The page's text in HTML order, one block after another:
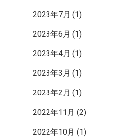
2023年7月 (1)
2023年6月 (1)
2023年4月 (1)
2023年3月 (1)
2023年2月 (1)
2022年11月 (2)
2022年10月 (1)